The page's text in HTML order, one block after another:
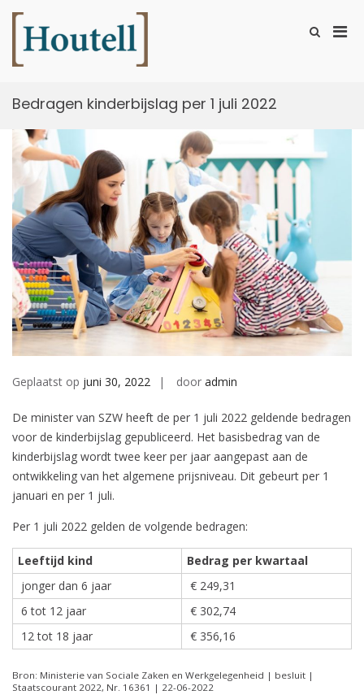
naar
inhoud
Toon
Bedragen kinderbijslag per 1 juli 2022
Geplaatst op juni 30, 2022 door admin
De minister van SZW heeft de per 1 juli 2022 geldende bedragen
voor de kinderbijslag gepubliceerd. Het basisbedrag van de
kinderbijslag wordt twee keer per jaar aangepast aan de
ontwikkeling van het algemene prijsniveau. Dit gebeurt per 1
januari en per 1 juli.
Per 1 juli 2022 gelden de volgende bedragen:
Leeftijd kind
Bedrag per kwartaal
jonger dan 6 jaar
€ 249,31
6 tot 12 jaar
€ 302,74
12 tot 18 jaar
€ 356,16
Bron: Ministerie van Sociale Zaken en Werkgelegenheid | besluit |
Staatscourant 2022, Nr. 16361 | 22-06-2022